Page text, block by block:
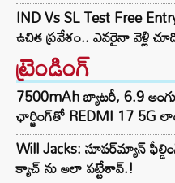
IND Vs SL Test Free
ఉచిత ప్రవేశం.. ఎవరైనా వెళ్లి
ట్రెండింగ్‌
7500mAh బ్యాటరీ, 6.9
ఛార్జింగ్‌తో REDMI 17 5G
Will Jacks: సూపర్‌మ్యాన్
క్యాచ్ ను అలా పట్టేశావ్.!